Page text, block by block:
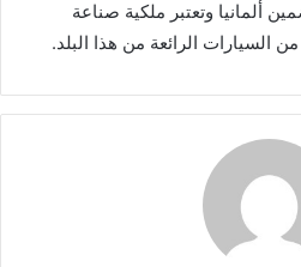
ألمانيا وتعتبر ملكية صناعة
السيارات الرائعة من هذا البلد.